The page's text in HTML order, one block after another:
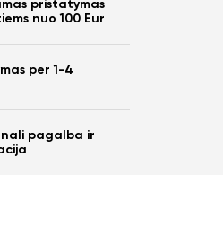
pristatymas
nuo 100 Eur
per 1-4
pagalba ir